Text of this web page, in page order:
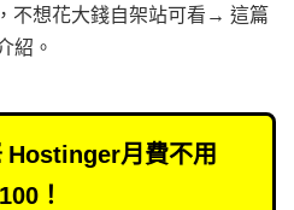
不想花大錢自架站可看→ 這篇
紹 。
Hostinger月費不用
！